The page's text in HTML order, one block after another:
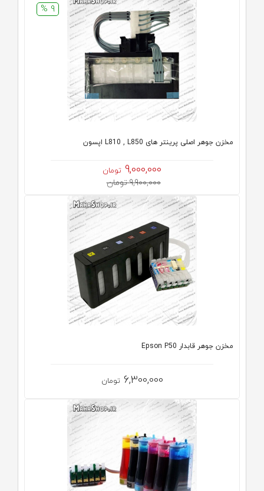
9 %
مخزن جوهر اصلی پرینتر های L810 , L850 اپسون
9,000,000 تومان
9,900,000 تومان
مخزن جوهر قابدار Epson P50
6,300,000 تومان